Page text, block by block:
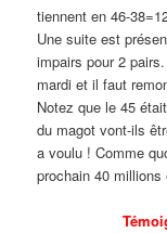
tiennent en 46-
Une suite est
impairs pour 2
mardi et il faut
Notez que le 45
du magot vont-ils
a voulu ! Comme
prochain 40 millions